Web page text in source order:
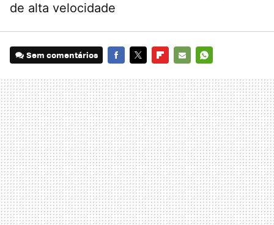
de alta velocidade
Sem comentários
MAIL